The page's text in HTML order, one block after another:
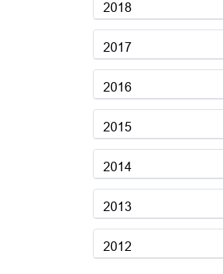
2018
2017
2016
2015
2014
2013
2012